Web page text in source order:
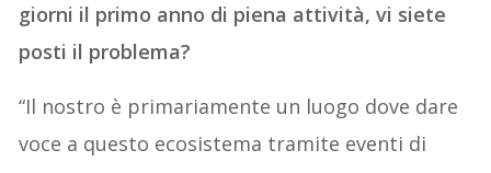
giorni il primo anno di piena attività, vi siete
posti il problema?
“Il nostro è primariamente un luogo dove dare
voce a questo ecosistema tramite eventi di